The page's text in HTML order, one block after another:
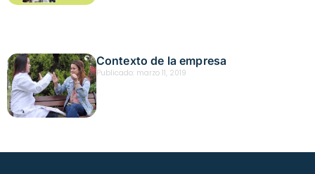
Contexto de la empresa
Publicado: marzo 11, 2019